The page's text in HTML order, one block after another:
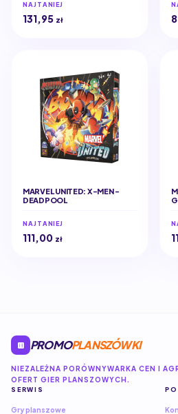
NAJTANIEJ
131,95 zł
MARVEL UNITED: X-MEN -
DEADPOOL
NAJTANIEJ
111,00 zł
PROMOPLANSZÓWKI
NIEZALEŻNA PORÓWNYWARKA CEN I
OFERT GIER PLANSZOWYCH.
SERWIS
Gry planszowe